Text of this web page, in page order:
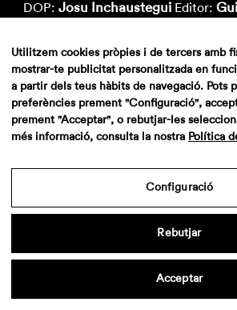
DOP: Josu Inchaustegui Editor:
Aviso legal·Politica de privacidad·
Utilitzem cookies pròpies i de tercers amb
mostrar-te publicitat personalitzada en
a partir dels teus hàbits de navegació. Pots
preferències prement "Configuració",
prement "Acceptar", o rebutjar-les
més informació, consulta la nostra Política
Configuració
Rebutjar
Acceptar